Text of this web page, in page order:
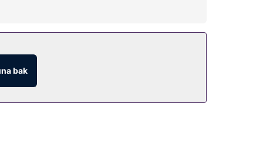
bak